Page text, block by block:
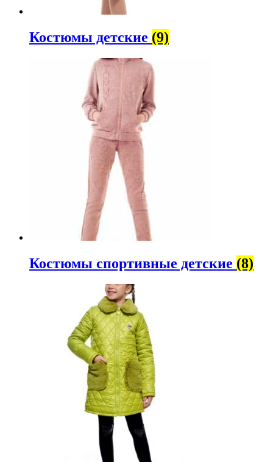
Костюмы детские (9)
Костюмы спортивные детские (8)